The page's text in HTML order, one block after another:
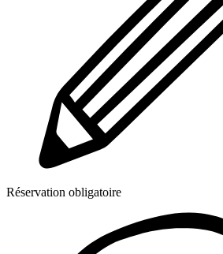
Réservation obligatoire